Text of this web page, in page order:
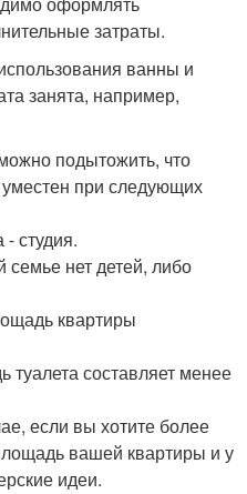
затраты.
ванны и
занята, например,
подытожить, что
при следующих
студия.
нет детей, либо
квартиры
составляет менее
если вы хотите более
вашей квартиры и у
идеи.